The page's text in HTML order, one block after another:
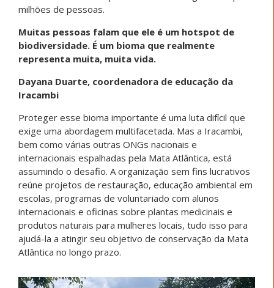
milhões de pessoas.
Muitas pessoas falam que ele é um hotspot de
biodiversidade. É um bioma que realmente
representa muita, muita vida.
Dayana Duarte, coordenadora de educação da
Iracambi
Proteger esse bioma importante é uma luta difícil que
exige uma abordagem multifacetada. Mas a Iracambi,
bem como várias outras ONGs nacionais e
internacionais espalhadas pela Mata Atlântica, está
assumindo o desafio. A organização sem fins lucrativos
reúne projetos de restauração, educação ambiental em
escolas, programas de voluntariado com alunos
internacionais e oficinas sobre plantas medicinais e
produtos naturais para mulheres locais, tudo isso para
ajudá-la a atingir seu objetivo de conservação da Mata
Atlântica no longo prazo.